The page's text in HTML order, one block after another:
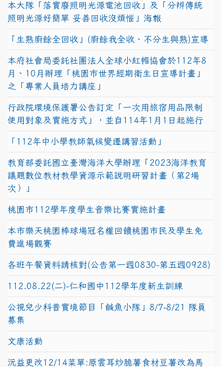
本大隊「落實廢照明光源電池回收」及「分辨傳統
照明光源好簡單 妥善回收沒煩惱」海報
「生熟廚餘全回收」(廚餘我全收、不分生與熟)宣導
本府社會局委託社團法人全球小紅帽協會於112年8
月、10月辦理「桃園市世界經期衛生日宣導計畫」
之「專業人員培力講座」
行政院環境保護署公告訂定「一次用旅宿用品限制
使用對象及實施方式」，並自114年1月1日起施行
「112年中小學教師氣候變遷講習活動」
教育部委託國立臺灣海洋大學辦理「2023海洋教育
議題數位教材教學資源示範說明研習計畫（第2場
次）」
桃園市112學年度學生音樂比賽實施計畫
本市樂天桃園棒球場冠名權回饋桃園市民及學生免
費進場觀賽
各班午餐資料請核對(公告第一週0830-第五週0928)
112.08.22(二)-仁和國中112學年度新生訓練
公視兒少科普實境節目「鹹魚小隊」8/7-8/21 隊員
募集
文康活動
沅益更改12/14菜單:原雲耳炒脆薯食材豆薯改為馬